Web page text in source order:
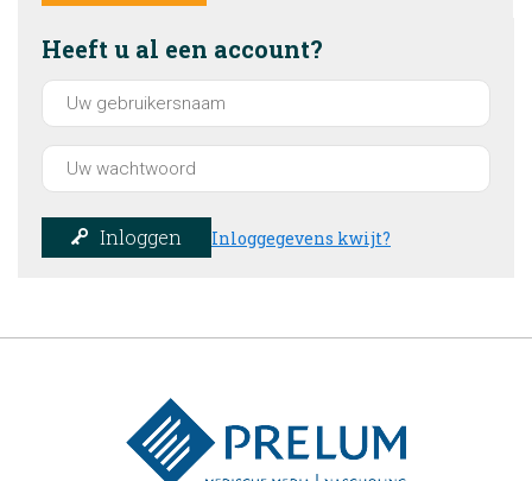
Heeft u al een account?
Inloggen Inloggegevens kwijt?